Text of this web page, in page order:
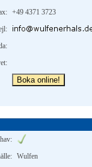
+49 4371 3723
Boka online!
hav:
Wulfen